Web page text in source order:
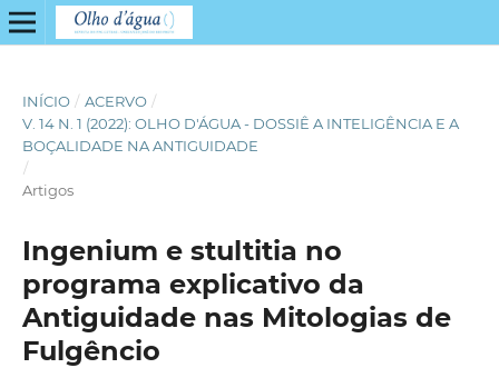
INÍCIO / ACERVO /
V. 14 N. 1 (2022): OLHO D'ÁGUA - DOSSIÊ A INTELIGÊNCIA E A
BOÇALIDADE NA ANTIGUIDADE
/
Artigos
Ingenium e stultitia no
programa explicativo da
Antiguidade nas Mitologias de
Fulgêncio